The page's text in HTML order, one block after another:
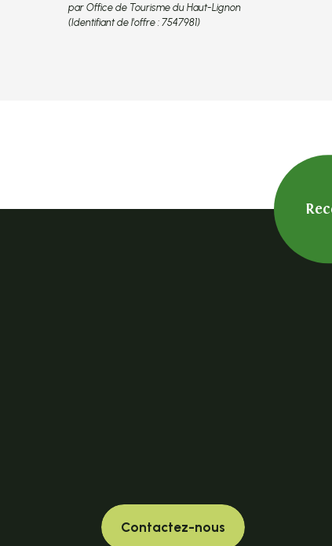
par Office de Tourisme du Haut-Lignon
(Identifiant de l'offre : 7547981)
Contactez-nous